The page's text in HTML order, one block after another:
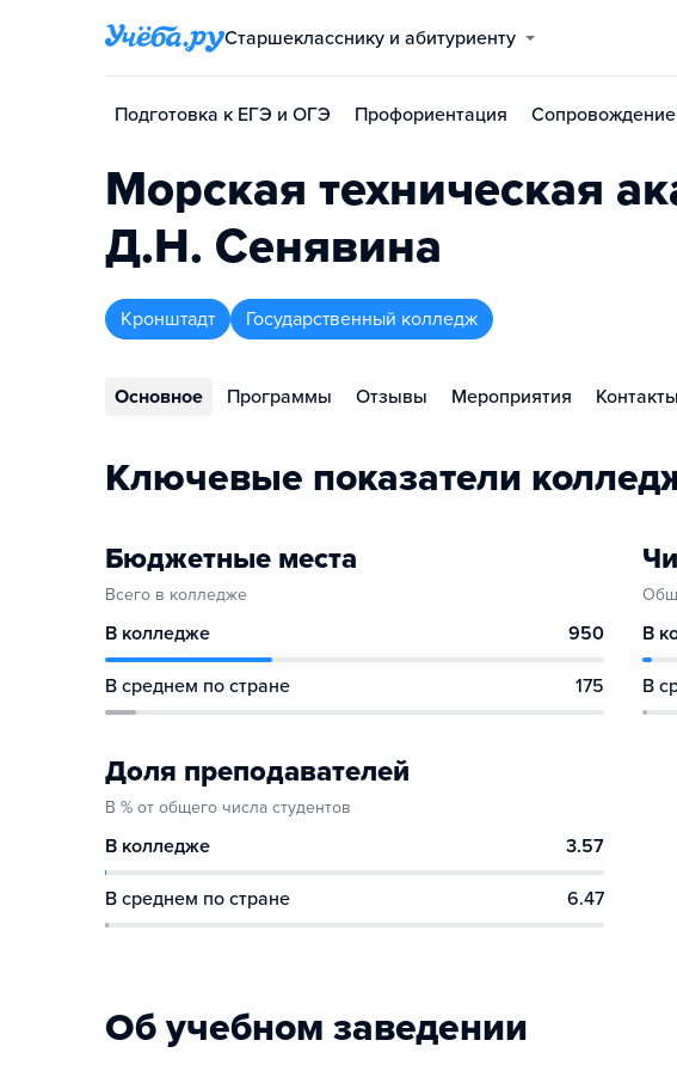
Старшекласснику и абитуриенту
Подготовка к ЕГЭ и ОГЭ Профориентация Сопровождение
Морская техническая
Д.Н. Сенявина
Кронштадт Государственный колледж
Основное Программы Отзывы Мероприятия Контакты
Ключевые показатели
Бюджетные места
Всего в колледже
В колледже 950
В среднем по стране 175
В
В
Доля преподавателей
В % от общего числа студентов
В колледже 3.57
В среднем по стране 6.47
Об учебном заведении